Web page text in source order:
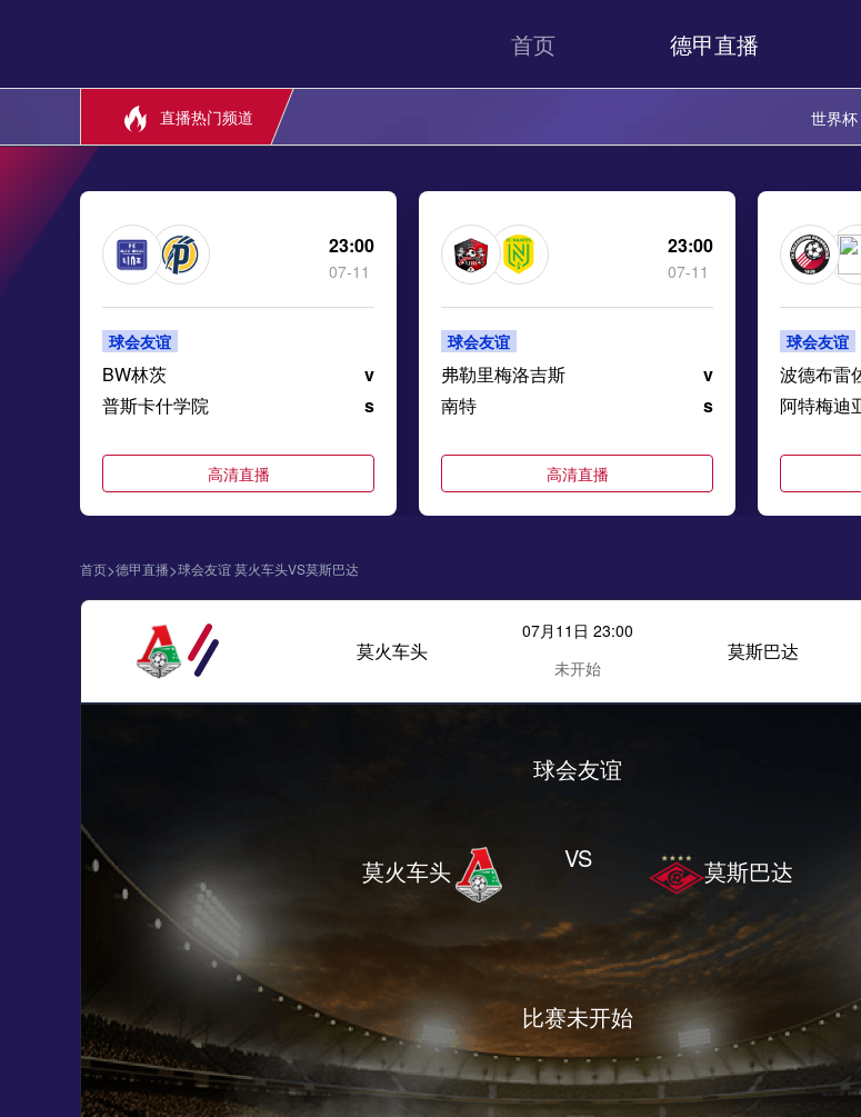
首页 德甲直播
直播热门频道 世界杯
23:00
07-11
球会友谊
BW林茨
v
普斯卡什学院
s
高清直播
23:00
07-11
球会友谊
弗勒里梅洛吉斯
v
南特
s
高清直播
球会友谊
波德布雷
阿特梅迪
首页>德甲直播>球会友谊 莫火车头VS莫斯巴达
莫火车头
07月11日 23:00
未开始
莫斯巴达
莫火车头
球会友谊
VS
比赛未开始
莫斯巴达